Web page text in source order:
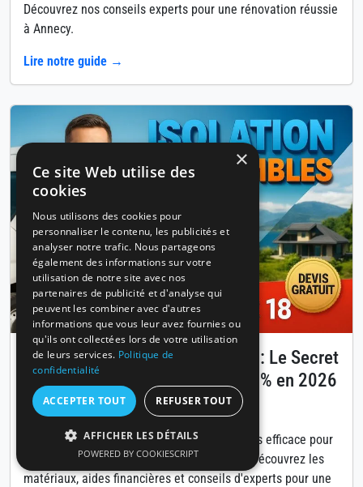
Découvrez nos conseils experts pour une rénovation réussie
à Annecy.
Lire notre guide →
Isolation des combles à Annecy : Le Secret
pour Réduire Vos Factures de 30% en 2026
Publié le 14 avril 2026
L'isolation des combles est la solution la plus efficace pour
diminuer vos coûts énergétiques à Annecy. Découvrez les
matériaux, aides financières et conseils d'experts pour une
×
Ce site Web utilise des
cookies
Nous utilisons des cookies pour
personnaliser le contenu, les publicités et
analyser notre trafic. Nous partageons
également des informations sur votre
utilisation de notre site avec nos
partenaires de publicité et d'analyse qui
peuvent les combiner avec d'autres
informations que vous leur avez fournies ou
qu'ils ont collectées lors de votre utilisation
de leurs services. Politique de
confidentialité
ACCEPTER TOUT REFUSER TOUT
AFFICHER LES DÉTAILS
POWERED BY COOKIESCRIPT